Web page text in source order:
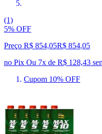
(1)
5% OFF
Preço R$ 854,05R$ 854,05
no Pix Ou 7x de R$ 128,43
Cupom 10% OFF